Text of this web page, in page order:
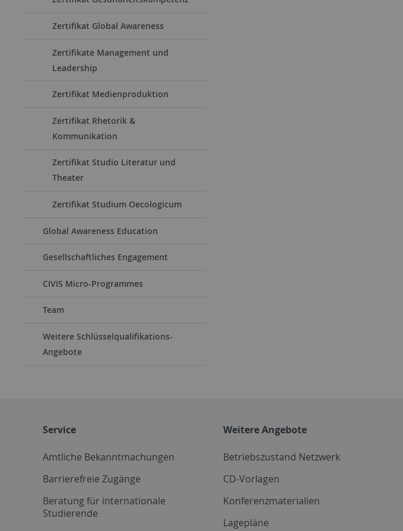
Zertifikat Global Awareness
Zertifikate Management und
Leadership
Zertifikat Medienproduktion
Zertifikat Rhetorik &
Kommunikation
Zertifikat Studio Literatur und
Theater
Zertifikat Studium Oecologicum
Global Awareness Education
Gesellschaftliches Engagement
CIVIS Micro-Programmes
Team
Weitere Schlüsselqualifikations-
Angebote
Service
Amtliche Bekanntmachungen
Barrierefreie Zugänge
Beratung für internationale
Studierende
Weitere Angebote
Betriebszustand Netzwerk
CD-Vorlagen
Konferenzmaterialien
Lagepläne